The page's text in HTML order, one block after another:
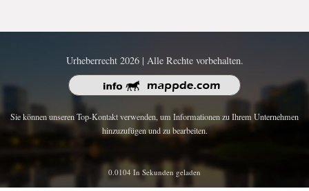
Urheberrecht 2026 | Alle Rechte vorbehalten.
Sie können unseren Top-Kontakt verwenden, um Informationen zu Ihrem Unternehmen
hinzuzufügen und zu bearbeiten.
0.0104 In Sekunden geladen